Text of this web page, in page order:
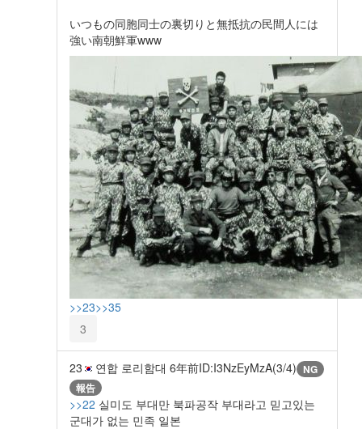
いつもの同胞同士の裏切りと無抵抗の民間人には
強い南朝鮮軍www
>>23>>35
3
23 연합 로리함대 6年前ID:I3NzEyMzA(3/4) NG
報告
>>22 실미도 부대만 북파공작 부대라고 믿고있는
군대가 없는 민족 일본